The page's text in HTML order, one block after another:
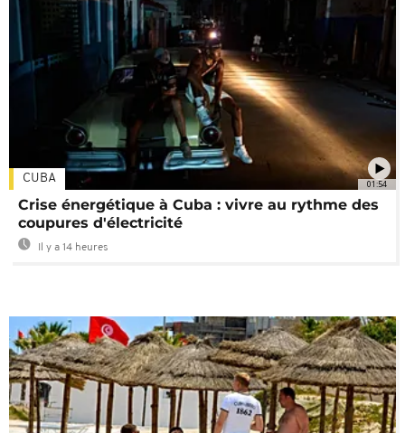
01:54
CUBA
Crise énergétique à Cuba : vivre au rythme des
coupures d'électricité
Il y a 14 heures